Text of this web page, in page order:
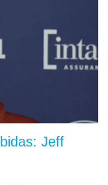
Jeff